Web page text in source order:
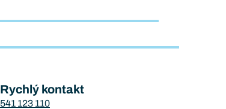
Rychlý kontakt
541 123 110